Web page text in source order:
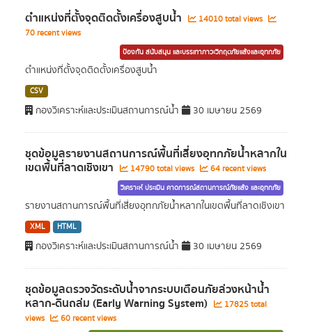
ตำแหน่งที่ตั้งจุดติดตั้งเครื่องสูบน้ำ
14010 total views
70 recent views
ป้องกัน สนับสนุน และบรรเทาภาวะวิกฤตภัยแล้งและอุทกภัย
ตำแหน่งที่ตั้งจุดติดตั้งเครื่องสูบน้ำ
CSV
กองวิเคราะห์และประเมินสถานการณ์น้ำ 30 เมษายน 2569
ชุดข้อมูลรายงานสถานการณ์พื้นที่เสี่ยงอุทกภัยน้ำหลากใน
เขตพื้นที่ลาดเชิงเขา 14790 total views 64 recent views
วิเคราะห์ ประเมิน คาดการณ์สถานการณ์ภัยแล้ง และอุทกภัย
รายงานสถานการณ์พื้นที่เสี่ยงอุทกภัยน้ำหลากในเขตพื้นที่ลาดเชิงเขา
XML HTML
กองวิเคราะห์และประเมินสถานการณ์น้ำ 30 เมษายน 2569
ชุดข้อมูลตรวจวัดระดับน้ำจากระบบเตือนภัยล่วงหน้าน้ำ
หลาก-ดินถล่ม (Early Warning System)
17825 total
views
60 recent views